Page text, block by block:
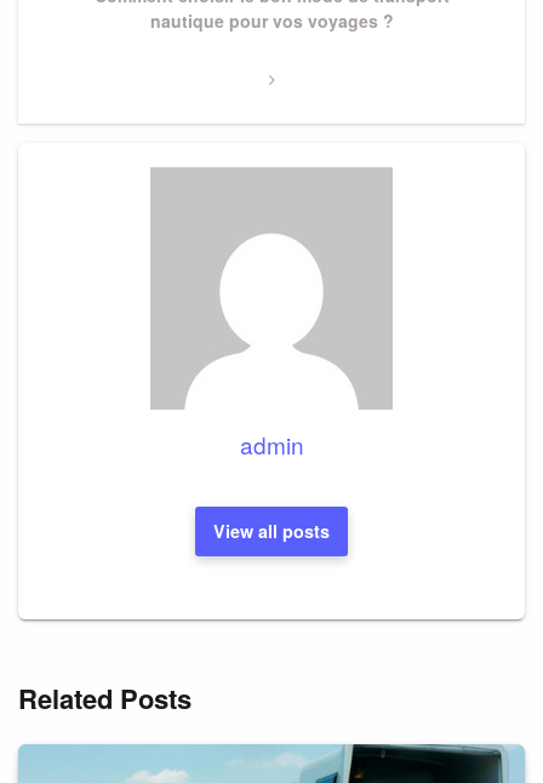
nautique pour vos voyages ?
admin
View all posts
Related Posts